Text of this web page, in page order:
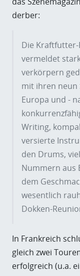
derber:
Die
vermeldet
verkörpern
mit ihren neun
Europa und -
Writing,
versierte
den Drums,
Nummern aus
dem
wesentlich
Dokken-
In Frankreich
gleich zwei
erfolgreich (u.a.